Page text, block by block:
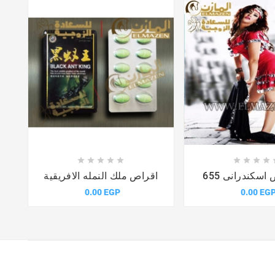
 
    
اقراص ملك النمله الافريقية
0.00 EGP

   
655
0.00